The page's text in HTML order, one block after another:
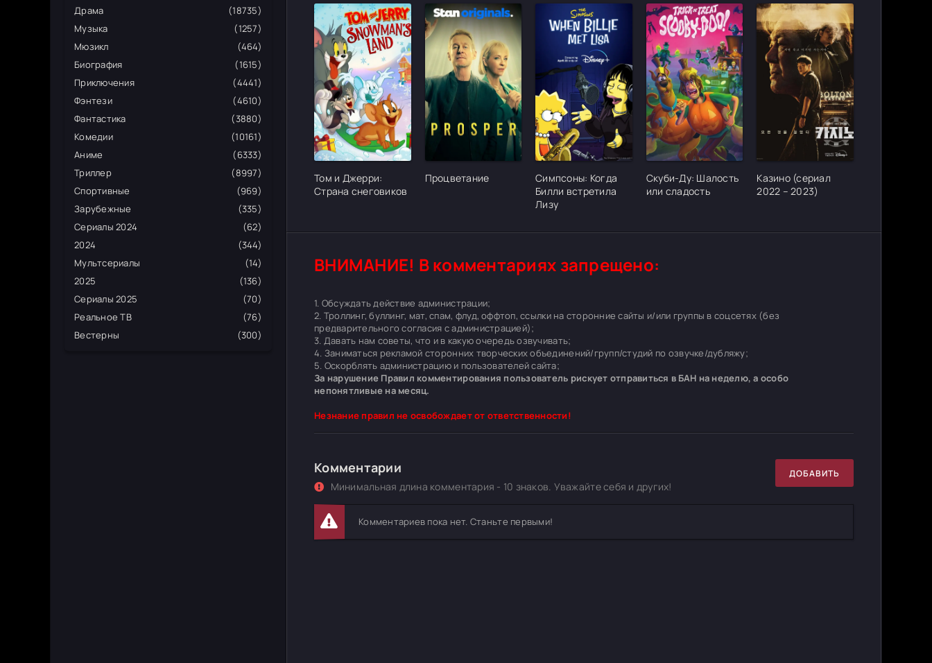
Драма
(18735)
Музыка
(1257)
Мюзикл
(464)
Биография
(1615)
Приключения
(4441)
Фэнтези
(4610)
Фантастика
(3880)
Комедии
(10161)
Аниме
(6333)
Триллер
(8997)
Спортивные
(969)
Зарубежные
(335)
Сериалы 2024
(62)
2024
(344)
Мультсериалы
(14)
2025
(136)
Сериалы 2025
(70)
Реальное ТВ
(76)
Вестерны
(300)
[/xfgiven_cvh_poster_urlcvh_poster_url]
Том и Джерри:
Страна снеговиков
[/xfgiven_cvh_poster_urlcvh_poster_url]
Процветание
[/xfgiven_cvh_poster_urlcvh_poster_url]
Симпсоны: Когда
Билли встретила
Лизу
[/xfgiven_cvh_poster_urlcvh_poster_url]
Скуби-Ду: Шалость
или сладость
[/
Казино (сериал
2022 – 2023)
ВНИМАНИЕ! В комментариях запрещено:
1. Обсуждать действие администрации;
2. Троллинг, буллинг, мат, спам, флуд, оффтоп, ссылки на сторонние сайты и/или группы в соцсетях (без
предварительного согласия с администрацией);
3. Давать нам советы, что и в какую очередь озвучивать;
4. Заниматься рекламой сторонних творческих объединений/групп/студий по озвучке/дубляжу;
5. Оскорблять администрацию и пользователей сайта;
За нарушение Правил комментирования пользователь рискует отправиться в БАН на неделю, а особо
непонятливые на месяц.
Незнание правил не освобождает от ответственности!
Комментарии
Минимальная длина комментария - 10 знаков. Уважайте себя и других!
ДОБАВИТЬ
Комментариев пока нет. Станьте первыми!